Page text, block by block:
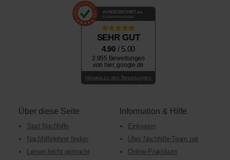
AUSGEZEICHNET .org
Kundenbewertungen
SEHR GUT
4.90 / 5.00
2.955 Bewertungen
von hier, google.de
Hinweis zu den Bewertungen
Über diese Seite
Start Nachhilfe
Nachhilfelehrer finden
Lernen leicht gemacht
Information & Hilfe
Einloggen
Über Nachhilfe-Team.net
Online-Praktikum